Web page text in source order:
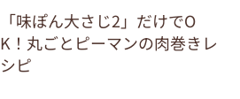
「味ぽん大さじ2」だけでO
K！丸ごとピーマンの肉巻きレ
シピ